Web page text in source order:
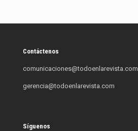
Contáctenos
comunicaciones@todoenlarevista.com
gerencia@todoenlarevista.com
Síguenos